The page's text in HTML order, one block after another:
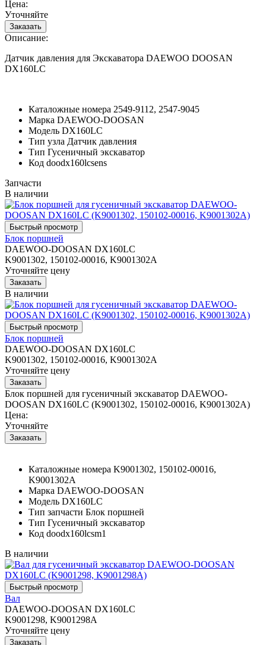
Цена:
Уточняйте
Описание:
Датчик давления для Экскаватора DAEWOO DOOSAN
DX160LC
Каталожные номера 2549-9112, 2547-9045
Марка DAEWOO-DOOSAN
Модель DX160LC
Тип узла Датчик давления
Тип Гусеничный экскаватор
Код doodx160lcsens
Запчасти
В наличии
Блок поршней
DAEWOO-DOOSAN DX160LC
K9001302, 150102-00016, K9001302A
Уточняйте цену
В наличии
Блок поршней
DAEWOO-DOOSAN DX160LC
K9001302, 150102-00016, K9001302A
Уточняйте цену
Блок поршней для гусеничный экскаватор DAEWOO-
DOOSAN DX160LC (K9001302, 150102-00016, K9001302A)
Цена:
Уточняйте
Каталожные номера K9001302, 150102-00016,
K9001302A
Марка DAEWOO-DOOSAN
Модель DX160LC
Тип запчасти Блок поршней
Тип Гусеничный экскаватор
Код doodx160lcsm1
В наличии
Вал
DAEWOO-DOOSAN DX160LC
K9001298, K9001298A
Уточняйте цену